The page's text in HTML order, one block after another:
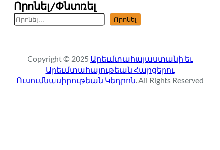
Որոնել/Փնտռել
S
e
c
h
Որոնել
Copyright © 2025 Արեւմտահայաստանի եւ
Արեւմտահայութեան Հարցերու
Ուսումնասիրութեան Կեդրոն. All Rights Reserved